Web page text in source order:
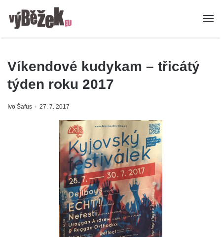
Víkendové kudykam – třicátý
týden roku 2017
Ivo Šafus 27. 7. 2017